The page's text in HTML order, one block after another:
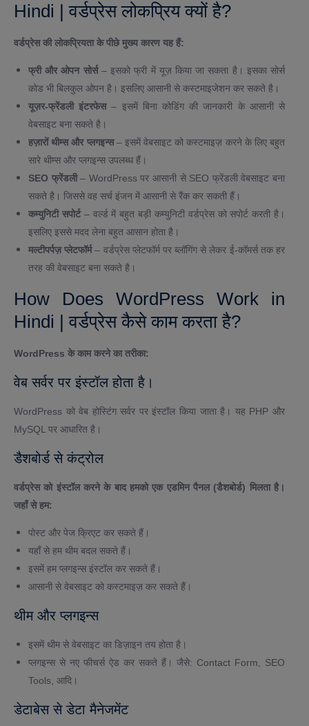
Hindi | वर्डप्रेस लोकप्रिय क्यों है?
वर्डप्रेस की लोकप्रियता के पीछे मुख्य कारण यह हैं:
फ्री और ओपन सोर्स– इसको फ्री में यूज़ किया जा सकता है। इसका सोर्स
कोड भी बिलकुल ओपन है। इसलिए आसानी से कस्टमाइजेशन कर सकते है।
यूज़र-फ्रेंडली इंटरफेस– इसमें बिना कोडिंग की जानकारी के आसानी से
वेबसाइट बना सकते है।
हज़ारों थीम्स और प्लगइन्स– इसमें वेबसाइट को कस्टमाइज़ करने के लिए बहुत
सारे थीम्स और प्लगइन्स उपलब्ध हैं।
SEO फ्रेंडली– WordPress पर आसानी से SEO फ्रेंडली वेबसाइट बना
सकते है। जिससे वह सर्च इंजन में आसानी से रैंक कर सकती हैं।
कम्युनिटी सपोर्ट– वर्ल्ड में बहुत बड़ी कम्युनिटी वर्डप्रेस को सपोर्ट करती है।
इसलिए इससे मदद लेना बहुत आसान होता है।
मल्टीपर्पज़ प्लेटफॉर्म– वर्डप्रेस प्लेटफॉर्म पर ब्लॉगिंग से लेकर ई-कॉमर्स तक हर
तरह की वेबसाइट बना सकते है।
How Does WordPress Work in
Hindi | वर्डप्रेस कैसे काम करता है?
WordPress के काम करने का तरीका:
वेब सर्वर पर इंस्टॉल होता है।
WordPress को वेब होस्टिंग सर्वर पर इंस्टॉल किया जाता है। यह PHP और
MySQL पर आधारित है।
डैशबोर्ड से कंट्रोल
वर्डप्रेस को इंस्टॉल करने के बाद हमको एक एडमिन पैनल (डैशबोर्ड) मिलता है।
जहाँ से हम:
पोस्ट और पेज क्रिएट कर सकते हैं।
यहाँ से हम थीम बदल सकते हैं।
इसमें हम प्लगइन्स इंस्टॉल कर सकते हैं।
आसानी से वेबसाइट को कस्टमाइज़ कर सकते हैं।
थीम और प्लगइन्स
इसमें थीम से वेबसाइट का डिज़ाइन तय होता है।
प्लगइन्स से नए फीचर्स ऐड कर सकते हैं। जैसे: Contact Form, SEO
Tools, आदि।
डेटाबेस से डेटा मैनेजमेंट